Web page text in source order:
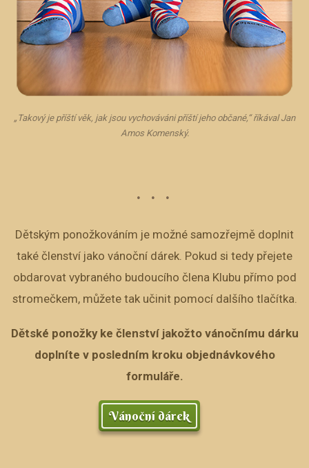
„Takový je příští věk, jak jsou vychováváni příští jeho občané,“ říkával Jan
Amos Komenský.
Dětským ponožkováním je možné samozřejmě doplnit
také členství jako vánoční dárek. Pokud si tedy přejete
obdarovat vybraného budoucího člena Klubu přímo pod
stromečkem, můžete tak učinit pomocí dalšího tlačítka.
Dětské ponožky ke členství jakožto vánočnímu dárku
doplníte v posledním kroku objednávkového
formuláře.
Vánoční dárek